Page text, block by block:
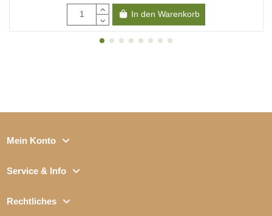
In den Warenkorb
Mein Konto
Service & Info
Rechtliches